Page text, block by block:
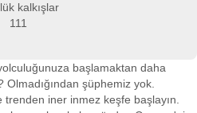
kalkışlar
111
başlamaktan daha
şüphemiz yok.
iner inmez keşfe başlayın.